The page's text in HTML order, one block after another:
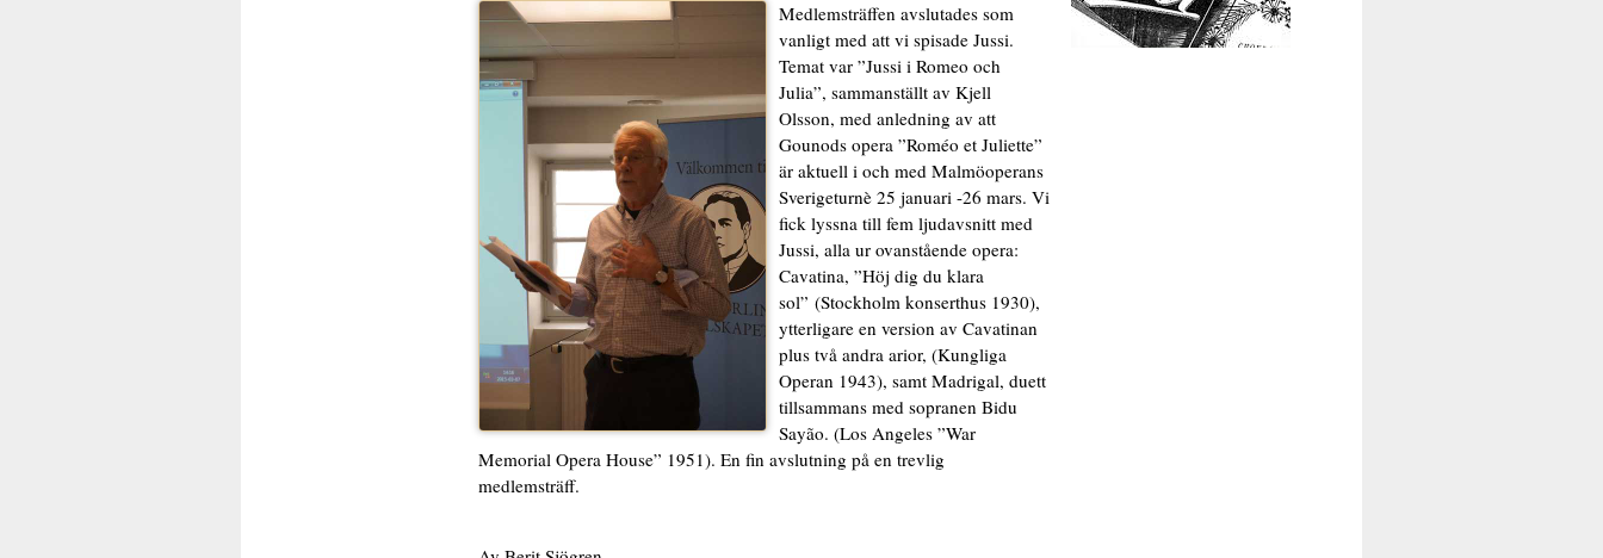
Medlemsträffen avslutades som
vanligt med att vi spisade Jussi.
Temat var ”Jussi i Romeo och
Julia”, sammanställt av Kjell
Olsson, med anledning av att
Gounods opera ”Roméo et Juliette”
är aktuell i och med Malmöoperans
Sverigeturnè 25 januari -26 mars. Vi
fick lyssna till fem ljudavsnitt med
Jussi, alla ur ovanstående opera:
Cavatina, ”Höj dig du klara
sol” (Stockholm konserthus 1930),
ytterligare en version av Cavatinan
plus två andra arior, (Kungliga
Operan 1943), samt Madrigal, duett
tillsammans med sopranen Bidu
Sayão. (Los Angeles ”War
Memorial Opera House” 1951). En fin avslutning på en trevlig
medlemsträff.